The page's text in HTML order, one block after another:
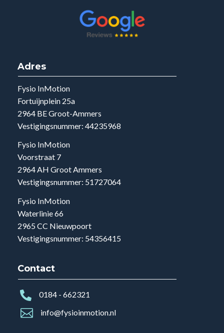
Adres
Fysio InMotion
Fortuijnplein 25a
2964 BE Groot-Ammers
Vestigingsnummer: 44235968
Fysio InMotion
Voorstraat 7
2964 AH Groot Ammers
Vestigingsnummer: 51727064
Fysio InMotion
Waterlinie 66
2965 CC Nieuwpoort
Vestigingsnummer: 54356415
Contact
 0184 - 662321
 info@fysioinmotion.nl